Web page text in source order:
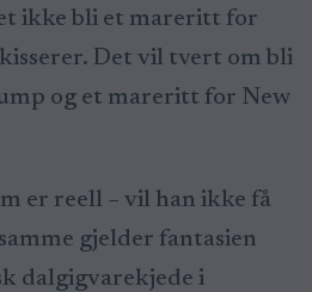
ikke bli et mareritt for
Det vil tvert om bli
og et mareritt for New
er reell – vil han ikke få
gjelder fantasien
dalgigvarekjede i